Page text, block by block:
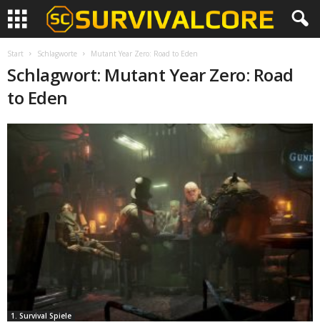
Start Schlagworte Mutant Year Zero: Road to Eden
Schlagwort: Mutant Year Zero: Road
to Eden
1. Survival Spiele